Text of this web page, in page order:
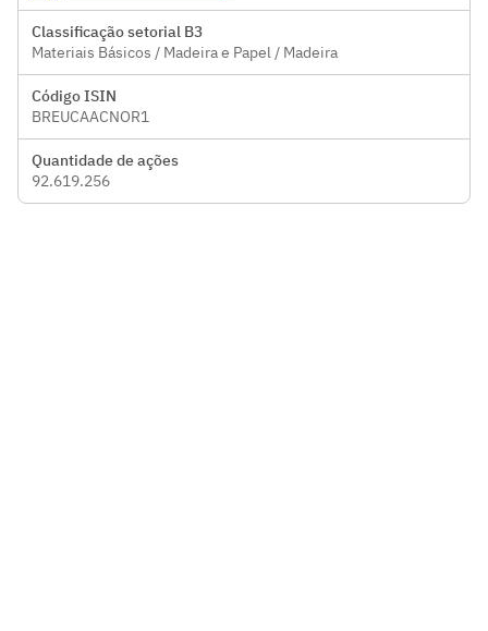
Classificação setorial B3
Materiais Básicos / Madeira e Papel / Madeira
Código ISIN
BREUCAACNOR1
Quantidade de ações
92.619.256